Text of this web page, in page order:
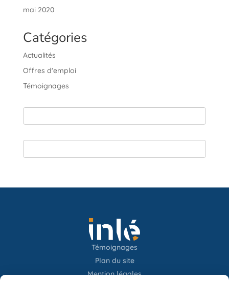
mai 2020
Catégories
Actualités
Offres d'emploi
Témoignages
Témoignages
Plan du site
Mention légales